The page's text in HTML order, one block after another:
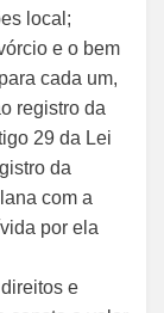
local;
e o bem
cada um,
registro da
29 da Lei
da
com a
por ela
e